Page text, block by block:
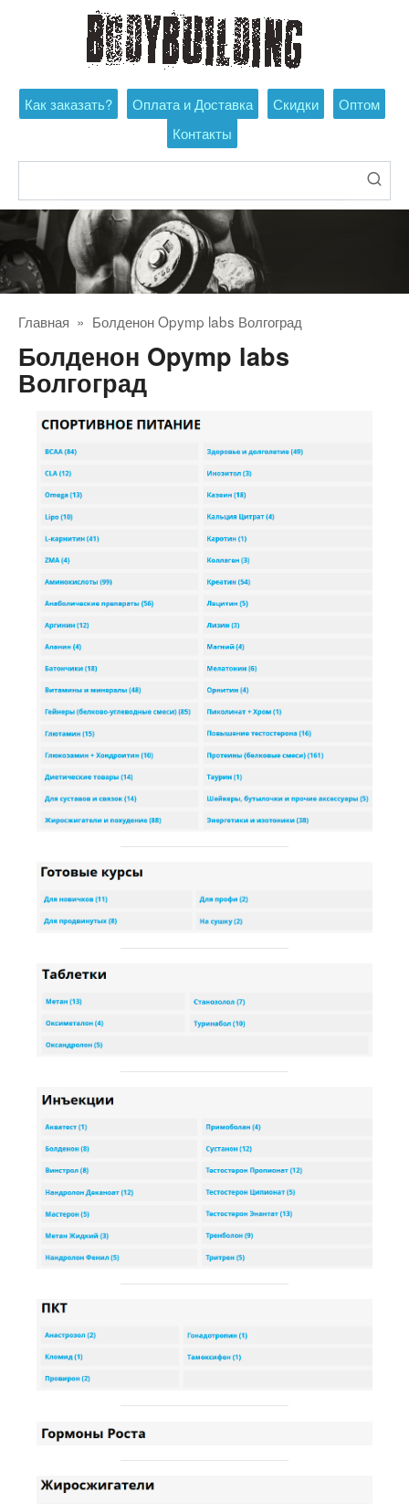
Как заказать? Оплата и Доставка Скидки
Оптом
Контакты
Главная » Болденон Opymp labs Волгоград
Болденон Opymp labs
Волгоград